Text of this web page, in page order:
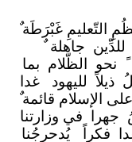
التّعليمِ غَبْرَطَة
جاهلة
نحو الظّلام بما
لليهود
غدا
الإسلام قائمة
في وزارتنا
فكراً
يُدحرجُنا